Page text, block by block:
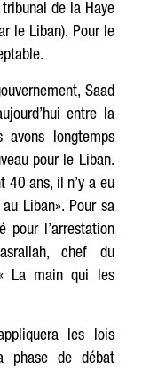
de la Haye
le Liban). Pour le
Saad
entre la
avons longtemps
pour le Liban.
40 ans, il n’y a eu
Liban». Pour sa
pour l’arrestation
chef du
La main qui les
les lois
phase de débat